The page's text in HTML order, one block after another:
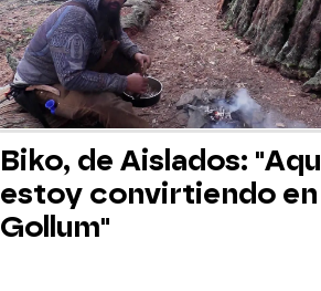
Biko, de Aislados:
estoy convirtiendo en
Gollum"